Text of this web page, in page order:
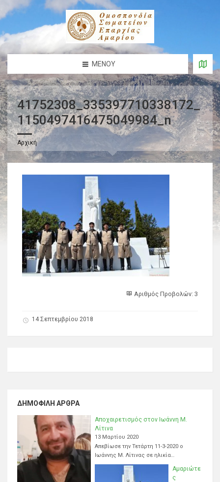
ΜΕΝΟΎ
41752308_335397710338172_
1150497416475049984_n
Αρχική
Αριθμός Προβολών: 3
14 Σεπτεμβρίου 2018
ΔΗΜΟΦΙΛΉ ΆΡΘΡΑ
Αποχαιρετισμός στον Ιωάννη Μ.
Λίτινα
13 Μαρτίου 2020
Απεβίωσε την Τετάρτη 11-3-2020 ο
Ιωάννης Μ. Λίτινας σε ηλικία…
Αμαριώτε
ς